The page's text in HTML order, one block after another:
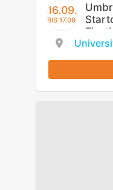
16.09.
BIS 17.09.